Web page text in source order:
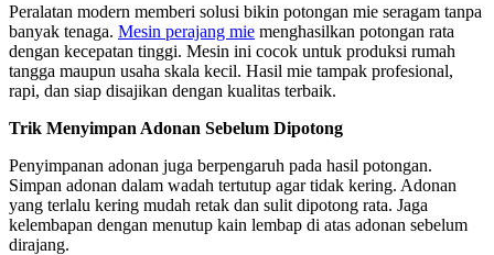
Peralatan modern memberi solusi bikin potongan mie seragam tanpa
banyak tenaga. Mesin perajang mie menghasilkan potongan rata
dengan kecepatan tinggi. Mesin ini cocok untuk produksi rumah
tangga maupun usaha skala kecil. Hasil mie tampak profesional,
rapi, dan siap disajikan dengan kualitas terbaik.
Trik Menyimpan Adonan Sebelum Dipotong
Penyimpanan adonan juga berpengaruh pada hasil potongan.
Simpan adonan dalam wadah tertutup agar tidak kering. Adonan
yang terlalu kering mudah retak dan sulit dipotong rata. Jaga
kelembapan dengan menutup kain lembap di atas adonan sebelum
dirajang.